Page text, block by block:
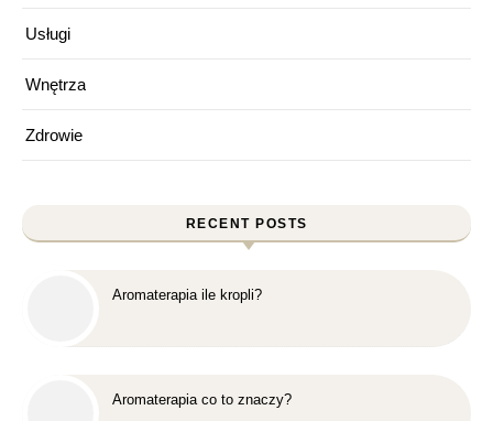
Usługi
Wnętrza
Zdrowie
RECENT POSTS
Aromaterapia ile kropli?
Aromaterapia co to znaczy?